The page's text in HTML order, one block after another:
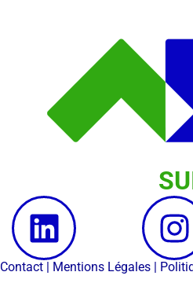
Contact| Mentions Légales|